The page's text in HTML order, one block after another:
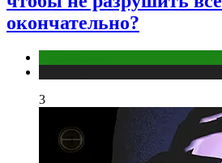
окончательно?
3